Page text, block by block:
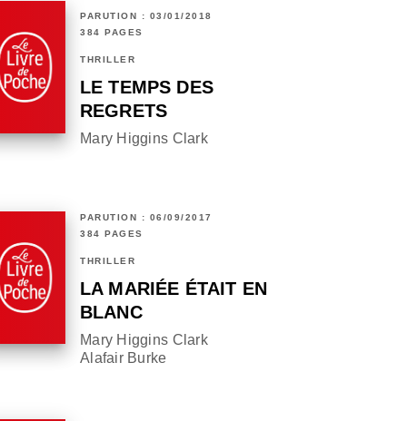
PARUTION : 03/01/2018
384 PAGES
THRILLER
LE TEMPS DES
REGRETS
Mary Higgins Clark
PARUTION : 06/09/2017
384 PAGES
THRILLER
LA MARIÉE ÉTAIT EN
BLANC
Mary Higgins Clark
Alafair Burke